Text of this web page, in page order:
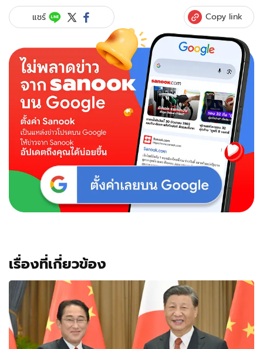
แชร์ Copy link
เรื่องที่เกี่ยวข้อง